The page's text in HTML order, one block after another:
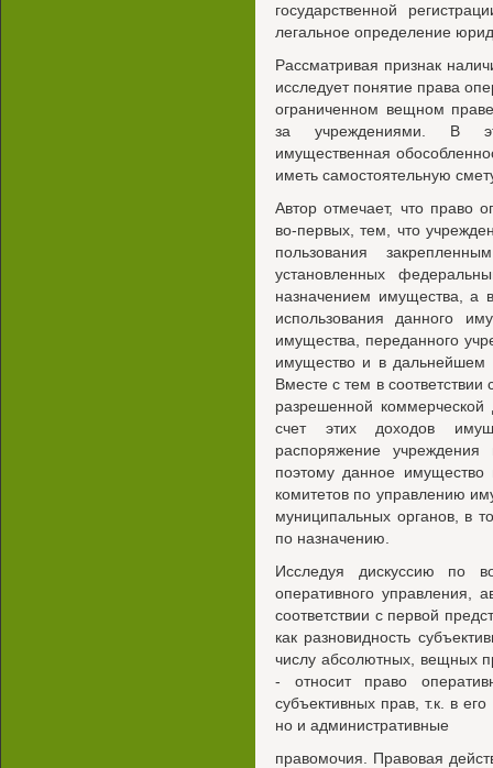
государственной
легальное определение
Рассматривая признак
исследует понятие права
ограниченном вещном
за учреждениями. В
имущественная
иметь самостоятельную
Автор отмечает, что право
во-первых, тем, что
пользования
установленных
назначением имущества, а
использования данного
имущества, переданного
имущество и в дальнейшем
Вместе с тем в
разрешенной коммерческой
счет этих доходов
распоряжение
поэтому данное
комитетов по управлению
муниципальных органов, в
по назначению.
Исследуя дискуссию по
оперативного управления,
соответствии с первой
как разновидность
числу абсолютных, вещных
- относит право
субъективных прав, т.к. в
но и административные
правомочия. Правовая